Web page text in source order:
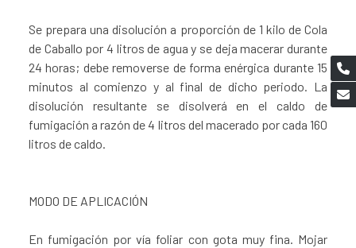
Se prepara una disolución a proporción de 1 kilo de Cola
de Caballo por 4 litros de agua y se deja macerar durante
24 horas; debe removerse de forma enérgica durante 15
minutos al comienzo y al final de dicho periodo. La
disolución resultante se disolverá en el caldo de
fumigación a razón de 4 litros del macerado por cada 160
litros de caldo.
MODO DE APLICACIÓN
En fumigación por vía foliar con gota muy fina. Mojar